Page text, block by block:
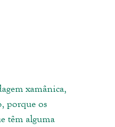
xamânica,
porque os
têm alguma